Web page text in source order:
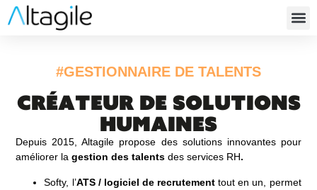
#GESTIONNAIRE DE TALENTS
Créateur de solutions
humaines
Depuis 2015, Altagile propose des solutions innovantes pour
améliorer lagestion des talentsdes services RH.
Softy, l’ATS / logiciel de recrutement tout en un, permet